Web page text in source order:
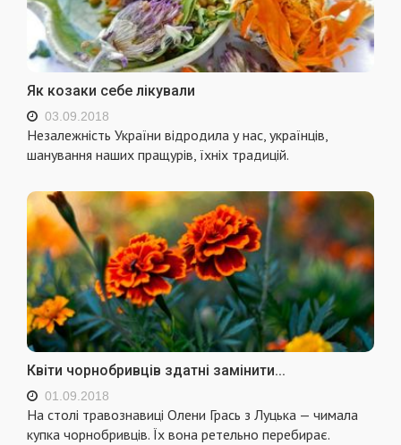
Як козаки себе лікували
03.09.2018
Незалежність України відродила у нас, українців,
шанування наших пращурів, їхніх традицій.
Квіти чорнобривців здатні замінити...
01.09.2018
На столі травознавиці Олени Грась з Луцька — чимала
купка чорнобривців. Їх вона ретельно перебирає.